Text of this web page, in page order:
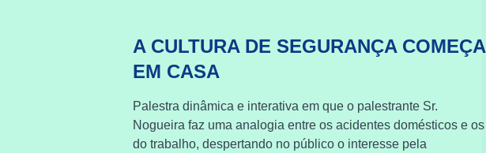
A CULTURA DE SEGURANÇA COMEÇA
EM CASA
Palestra dinâmica e interativa em que o palestrante Sr.
Nogueira faz uma analogia entre os acidentes domésticos e os
do trabalho, despertando no público o interesse pela